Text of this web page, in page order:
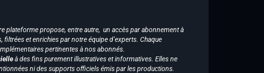
plateforme propose, entre autre, un accès par abonnement à
et enrichies par notre équipe d’experts. Chaque
pertinentes à nos abonnés.
à des fins purement illustratives et informatives. Elles ne
ni des supports officiels émis par les productions.